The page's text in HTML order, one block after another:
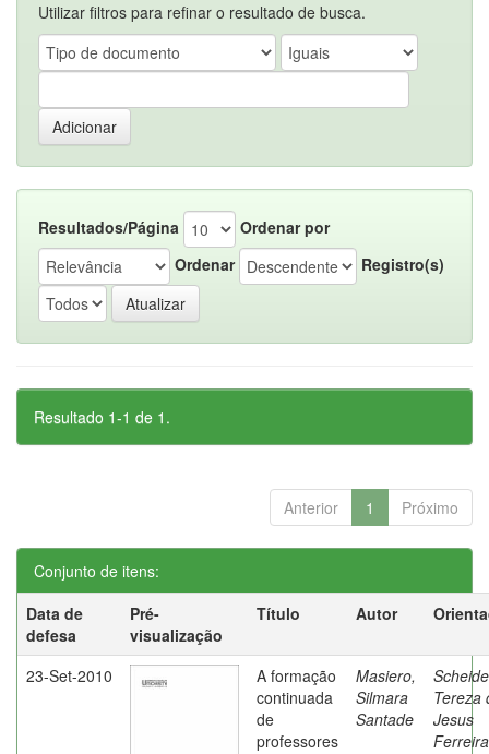
Utilizar filtros para refinar o resultado de busca.
Resultados/Página
Ordenar por
Ordenar
Registro(s)
Resultado 1-1 de 1.
Anterior 1 Próximo
Conjunto de itens:
Data de
defesa
Pré-
visualização
Título Autor
23-Set-2010
A formação
continuada
de
professores
Masiero,
Silmara
Santade
Tereza
Jesus
Ferreira